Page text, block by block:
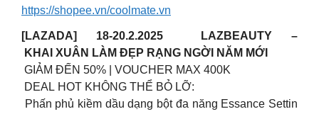
https://shopee.vn/coolmate.vn
[LAZADA] 18-20.2.2025 LAZBEAUTY –
KHAI XUÂN LÀM ĐẸP RẠNG NGỜI NĂM MỚI
GIẢM ĐẾN 50% | VOUCHER MAX 400K
DEAL HOT KHÔNG THỂ BỎ LỠ:
Phấn phủ kiềm dầu dạng bột đa năng Essance Settin